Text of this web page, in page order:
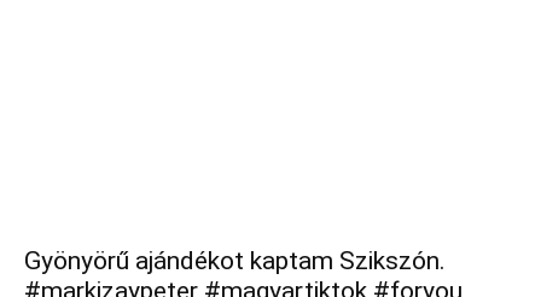
Gyönyörű ajándékot kaptam Szikszón.
#markizaypeter #magyartiktok #foryou